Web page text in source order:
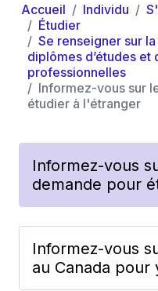
Accueil Individu
Étudier
Se renseigner sur
diplômes d’études et
professionnelles
Informez-vous sur
étudier à l'étranger
Informez-vous
demande pour
Informez-vous
au Canada pour